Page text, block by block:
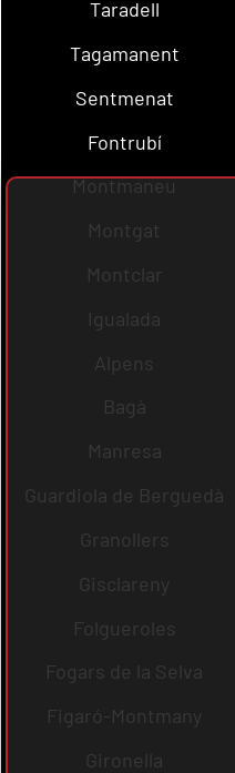
Taradell
Tagamanent
Sentmenat
Fontrubí
Montmaneu
Montgat
Montclar
Igualada
Alpens
Bagà
Manresa
Guardiola de Berguedà
Granollers
Gisclareny
Folgueroles
Fogars de la Selva
Figaró-Montmany
Gironella